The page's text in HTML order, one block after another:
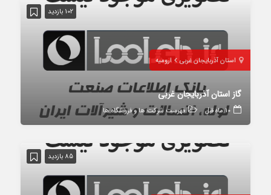
102 بازدید
استان آذربایجان غربی ارومیه
گاز استان آذربایجان غربی
10 ماه قبل فهرست شرکت ها و فروشگاه ها
85 بازدید